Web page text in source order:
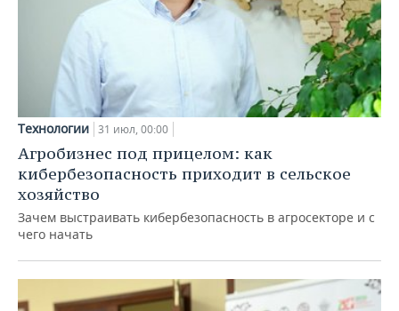
Технологии 31 июл, 00:00
Агробизнес под прицелом: как
кибербезопасность приходит в сельское
хозяйство
Зачем выстраивать кибербезопасность в агросекторе и с
чего начать